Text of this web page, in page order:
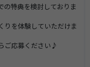
の特典を検討しておりま
りを体験していただけま
ご応募ください♪